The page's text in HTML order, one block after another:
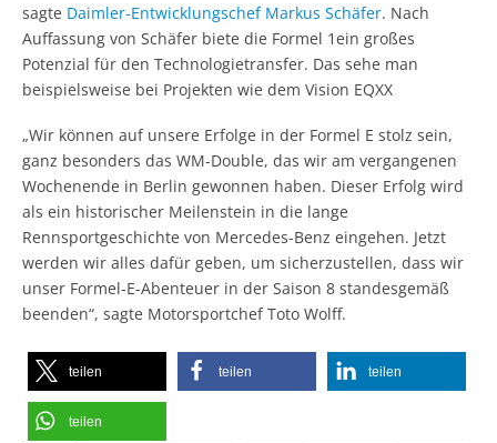
sagte Daimler-Entwicklungschef Markus Schäfer. Nach
Auffassung von Schäfer biete die Formel 1ein großes
Potenzial für den Technologietransfer. Das sehe man
beispielsweise bei Projekten wie dem Vision EQXX
„Wir können auf unsere Erfolge in der Formel E stolz sein,
ganz besonders das WM-Double, das wir am vergangenen
Wochenende in Berlin gewonnen haben. Dieser Erfolg wird
als ein historischer Meilenstein in die lange
Rennsportgeschichte von Mercedes-Benz eingehen. Jetzt
werden wir alles dafür geben, um sicherzustellen, dass wir
unser Formel-E-Abenteuer in der Saison 8 standesgemäß
beenden“, sagte Motorsportchef Toto Wolff.
teilen teilen teilen
teilen